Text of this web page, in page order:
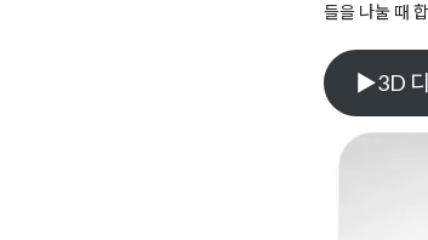
들을 나눌 때
▶3D